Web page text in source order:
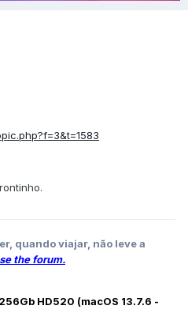
quando viajar, não leve a
the forum.
HD520 (macOS 13.7.6 -